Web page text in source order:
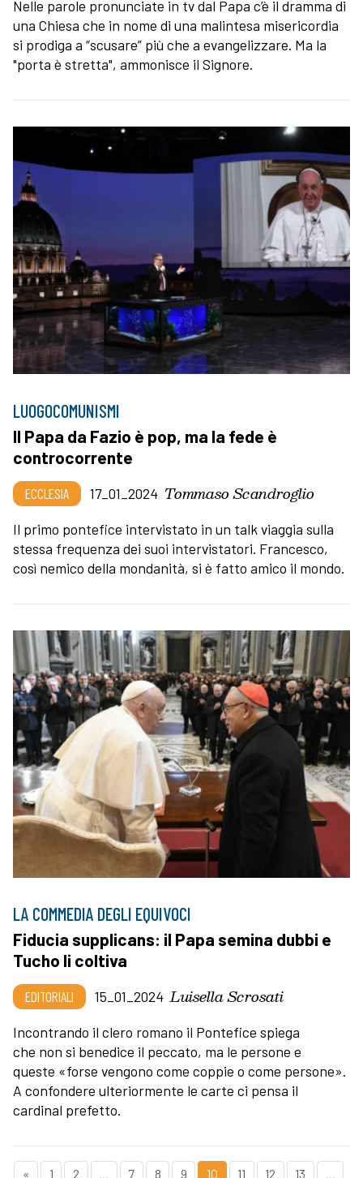
Nelle parole pronunciate in tv dal Papa c’è il dramma di
una Chiesa che in nome di una malintesa misericordia
si prodiga a “scusare” più che a evangelizzare. Ma la
"porta è stretta", ammonisce il Signore.
LUOGOCOMUNISMI
Il Papa da Fazio è pop, ma la fede è
controcorrente
ECCLESIA 17_01_2024 Tommaso Scandroglio
Il primo pontefice intervistato in un talk viaggia sulla
stessa frequenza dei suoi intervistatori. Francesco,
così nemico della mondanità, si è fatto amico il mondo.
LA COMMEDIA DEGLI EQUIVOCI
Fiducia supplicans: il Papa semina dubbi e
Tucho li coltiva
EDITORIALI 15_01_2024 Luisella Scrosati
Incontrando il clero romano il Pontefice spiega
che non si benedice il peccato, ma le persone e
queste «forse vengono come coppie o come persone».
A confondere ulteriormente le carte ci pensa il
cardinal prefetto.
« 1 2 ... 7 8 9 10 11 12 13 ...